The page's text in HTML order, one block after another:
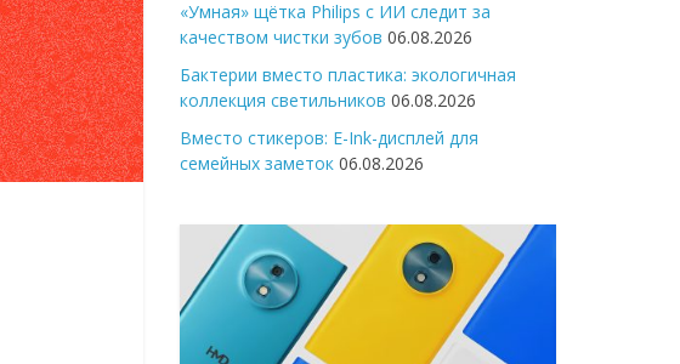
«Умная» щётка Philips с ИИ следит за
качеством чистки зубов 06.08.2026
Бактерии вместо пластика: экологичная
коллекция светильников 06.08.2026
Вместо стикеров: E-Ink-дисплей для
семейных заметок 06.08.2026